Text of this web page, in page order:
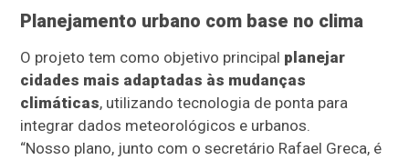
Planejamento urbano com base no clima
O projeto tem como objetivo principal planejar
cidades mais adaptadas às mudanças
climáticas, utilizando tecnologia de ponta para
integrar dados meteorológicos e urbanos.
“Nosso plano, junto com o secretário Rafael Greca, é